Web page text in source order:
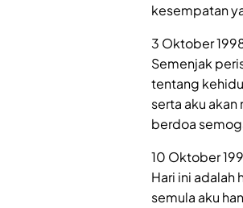
kesempatan
3 Oktober
Semenjak
tentang
serta aku
berdoa
10 Oktober
Hari ini adalah
semula aku